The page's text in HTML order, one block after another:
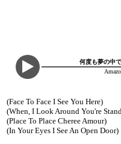
何度も夢の中
(Face To Face I See You Here)
(When, I Look Around You're
(Place To Place Cheree Amour)
(In Your Eyes I See An Open Door)